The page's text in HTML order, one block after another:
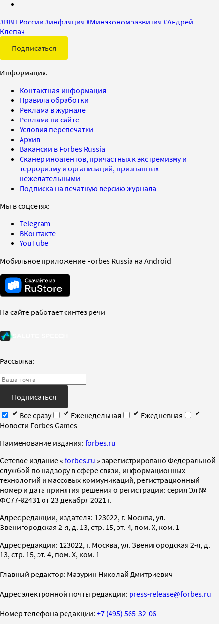
#ВВП России #инфляция #Минэкономразвития #Андрей
Клепач
Подписаться
Информация:
Контактная информация
Правила обработки
Реклама в журнале
Реклама на сайте
Условия перепечатки
Архив
Вакансии в Forbes Russia
Сканер иноагентов, причастных к экстремизму и
терроризму и организаций, признанных
нежелательными
Подписка на печатную версию журнала
Мы в соцсетях:
Telegram
ВКонтакте
YouTube
Мобильное приложение Forbes Russia на Android
На сайте работает синтез речи
Рассылка:
Подписаться
Все сразу
Еженедельная
Ежедневная
Новости Forbes Games
Наименование издания: forbes.ru
Cетевое издание « forbes.ru » зарегистрировано Федеральной
службой по надзору в сфере связи, информационных
технологий и массовых коммуникаций, регистрационный
номер и дата принятия решения о регистрации: серия Эл №
ФС77-82431 от 23 декабря 2021 г.
Адрес редакции, издателя: 123022, г. Москва, ул.
Звенигородская 2-я, д. 13, стр. 15, эт. 4, пом. X, ком. 1
Адрес редакции: 123022, г. Москва, ул. Звенигородская 2-я, д.
13, стр. 15, эт. 4, пом. X, ком. 1
Главный редактор: Мазурин Николай Дмитриевич
Адрес электронной почты редакции: press-release@forbes.ru
Номер телефона редакции: +7 (495) 565-32-06